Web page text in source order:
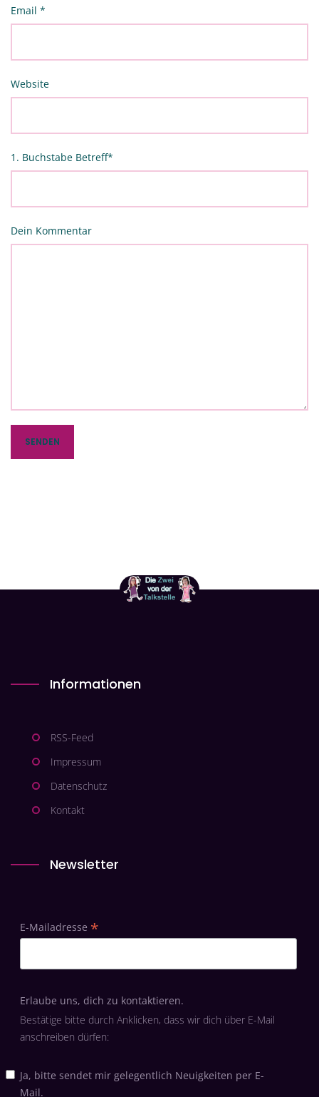
Email *
Website
1. Buchstabe Betreff*
Dein Kommentar
Informationen
RSS-Feed
Impressum
Datenschutz
Kontakt
Newsletter
E-Mailadresse *
Erlaube uns, dich zu kontaktieren.
Bestätige bitte durch Anklicken, dass wir dich über E-Mail
anschreiben dürfen:
Ja, bitte sendet mir gelegentlich Neuigkeiten per E-
Mail.